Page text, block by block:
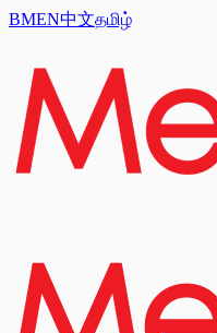
BMEN中文தமிழ்